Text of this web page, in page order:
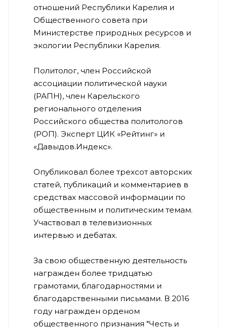
отношений Республики Карелия и
Общественного совета при
Министерстве природных ресурсов и
экологии Республики Карелия.
Политолог, член Российской
ассоциации политической науки
(РАПН), член Карельского
регионального отделения
Российского общества политологов
(РОП). Эксперт ЦИК «Рейтинг» и
«Давыдов.Индекс».
Опубликовал более трехсот авторских
статей, публикаций и комментариев в
средствах массовой информации по
общественным и политическим темам.
Участвовал в телевизионных
интервью и дебатах.
За свою общественную деятельность
награжден более тридцатью
грамотами, благодарностями и
благодарственными письмами. В 2016
году награжден орденом
общественного признания "Честь и